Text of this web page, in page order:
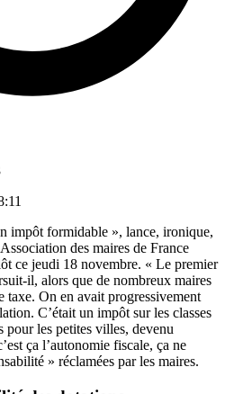
impôt formidable », lance, ironique,
des maires de France
ce jeudi 18 novembre. « Le premier
il, alors que de nombreux maires
taxe. On en avait progressivement
C’était un impôt sur les classes
pour les petites villes, devenu
ça l’autonomie fiscale, ça ne
» réclamées par les maires.